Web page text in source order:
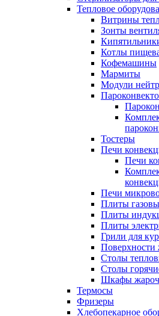
Тепловое
Витрины
Зонты
Котлы
Кофемашины
Мармиты
Модули
Тостеры
Печи
Печи
Печи
Плиты
Плиты
Плиты
Грили для кур
Поверхности
Столы
Столы
Шкафы
Термосы
Фризеры
Хлебопекарное